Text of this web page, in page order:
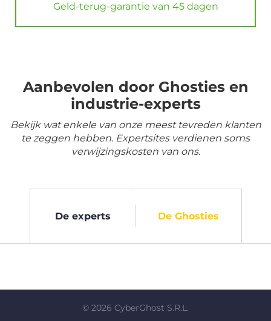
Geld-terug-garantie van 45 dagen
Aanbevolen door Ghosties en
industrie-experts
Bekijk wat enkele van onze meest tevreden klanten
te zeggen hebben. Expertsites verdienen soms
verwijzingskosten van ons.
De experts De Ghosties
© 2026 CyberGhost S.R.L.